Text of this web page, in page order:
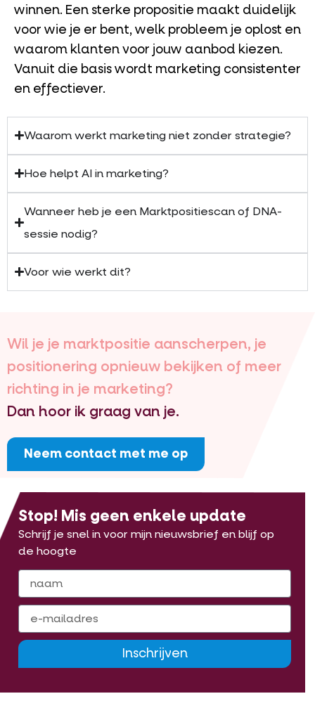
winnen. Een sterke propositie maakt duidelijk
voor wie je er bent, welk probleem je oplost en
waarom klanten voor jouw aanbod kiezen.
Vanuit die basis wordt marketing consistenter
en effectiever.
Waarom werkt marketing niet zonder strategie?
Hoe helpt AI in marketing?
Wanneer heb je een Marktpositiescan of DNA-
sessie nodig?
Voor wie werkt dit?
Wil je je marktpositie aanscherpen, je
positionering opnieuw bekijken of meer
richting in je marketing?
Dan hoor ik graag van je.
Neem contact met me op
Stop! Mis geen enkele update
Schrijf je snel in voor mijn nieuwsbrief en blijf op
de hoogte
Inschrijven